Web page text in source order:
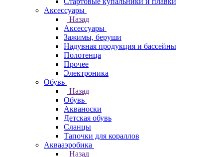
Аксессуары
Назад
Аксессуары
Зажимы, беруши
Надувная продукция и бассейны
Полотенца
Прочее
Электроника
Обувь
Назад
Обувь
Акваноски
Детская обувь
Сланцы
Тапочки для кораллов
Аквааэробика
Назад